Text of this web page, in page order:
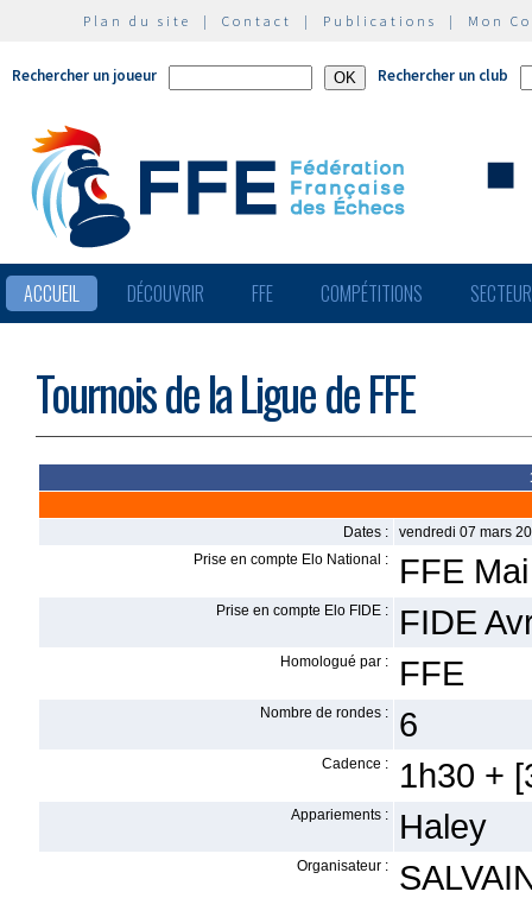
Plan du site | Contact | Publications | Mon
Rechercher un joueur Rechercher un club
ACCUEIL DÉCOUVRIR FFE COMPÉTITIONS
Tournois de la Ligue de FFE
Dates :
vendredi 07 mars
Prise en compte Elo National :
FFE
Prise en compte Elo FIDE : FIDE
Homologué par : FFE
Nombre de rondes : 6
Cadence : 1h30 +
Appariements : Haley
Organisateur :